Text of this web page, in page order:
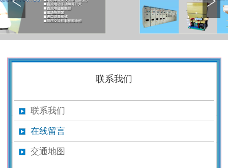
联系我们
联系我们
在线留言
交通地图